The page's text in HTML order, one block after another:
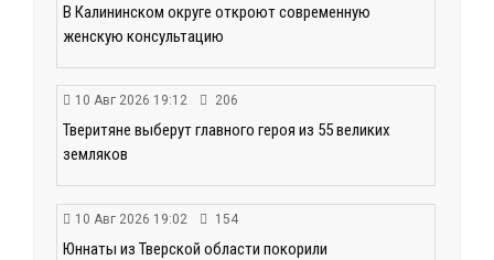
В Калининском округе откроют современную
женскую консультацию
10 Авг 2026 19:12 206
Тверитяне выберут главного героя из 55 великих
земляков
10 Авг 2026 19:02 154
Юннаты из Тверской области покорили